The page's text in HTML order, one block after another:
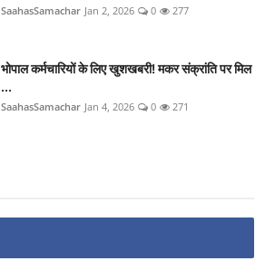
SaahasSamachar Jan 2, 2026 0 277
भोपाल कर्मचारियों के लिए खुशखबरी! मकर संक्रांति पर मिल
...
SaahasSamachar Jan 4, 2026 0 271